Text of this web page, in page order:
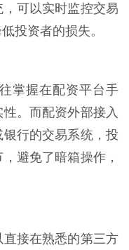
可以实时监控交易
投资者的损失。
掌握在配资平台手
。而配资外部接入
行的交易系统，投
避免了暗箱操作，
接在熟悉的第三方